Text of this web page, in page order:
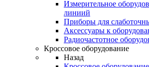
Измерительное
линиий
Приборы для
Аксессуары к
Радиочастотное
Кроссовое оборудование
Назад